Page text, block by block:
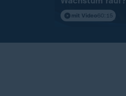
mit Video60:15